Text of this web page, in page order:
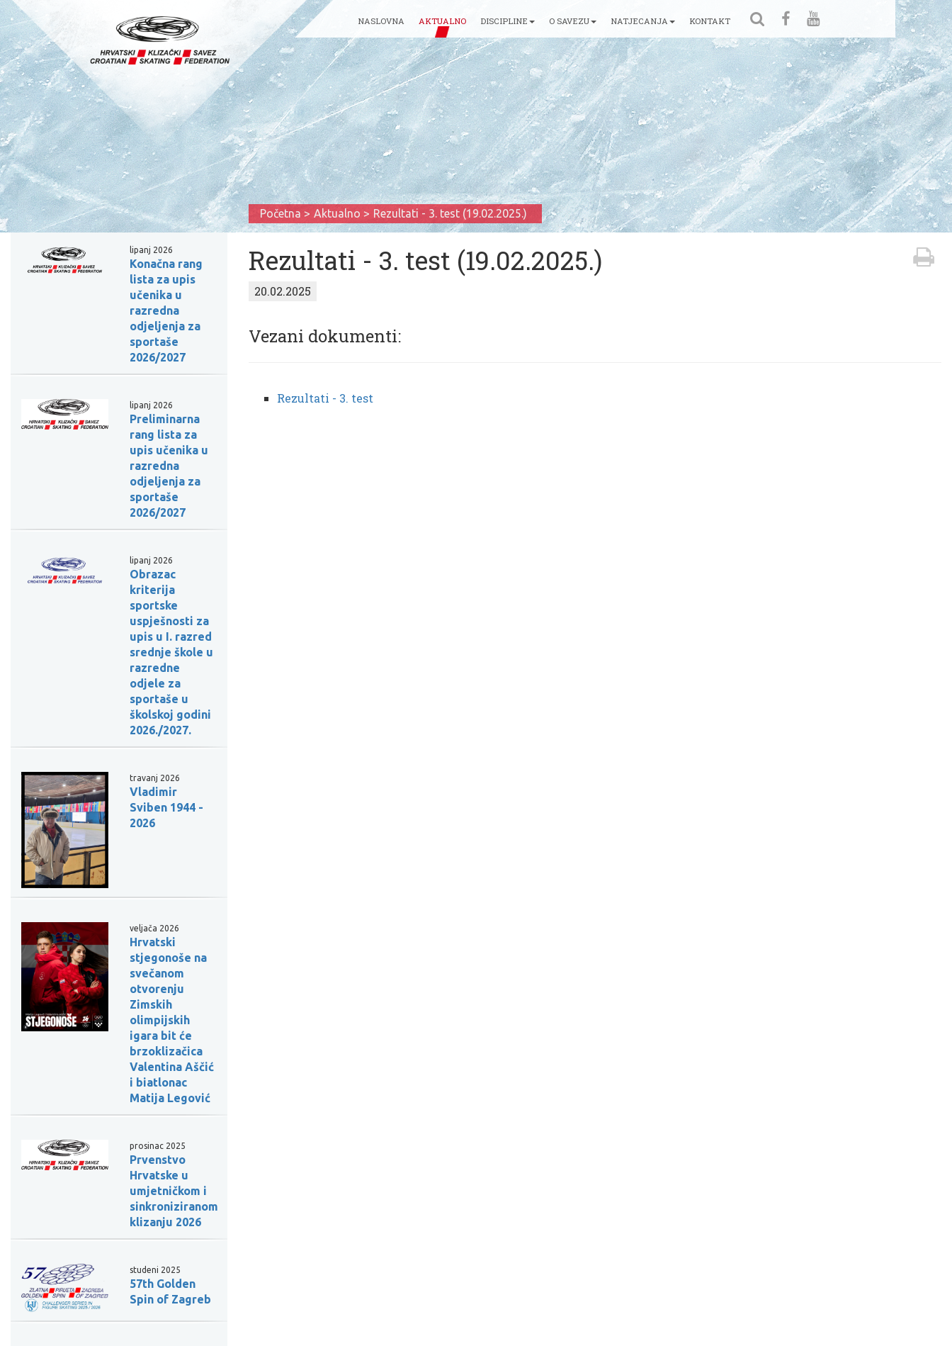
NASLOVNA AKTUALNO DISCIPLINE O SAVEZU NATJECANJA KONTAKT
lipanj 2026
Konačna rang
lista za upis
učenika u
razredna
odjeljenja za
sportaše
2026/2027
lipanj 2026
Preliminarna
rang lista za
upis učenika u
razredna
odjeljenja za
sportaše
2026/2027
lipanj 2026
Obrazac
kriterija
sportske
uspješnosti za
upis u I. razred
srednje škole u
razredne
odjele za
sportaše u
školskoj godini
2026./2027.
travanj 2026
Vladimir
Sviben 1944 -
2026
veljača 2026
Hrvatski
stjegonoše na
svečanom
otvorenju
Zimskih
olimpijskih
igara bit će
brzoklizačica
Valentina Aščić
i biatlonac
Matija Legović
prosinac 2025
Prvenstvo
Hrvatske u
umjetničkom i
sinkroniziranom
klizanju 2026
studeni 2025
57th Golden
Spin of Zagreb
Početna Aktualno Rezultati - 3. test (19.02.2025.)
Rezultati - 3. test (19.02.2025.)
20.02.2025
Vezani dokumenti:
Rezultati - 3. test